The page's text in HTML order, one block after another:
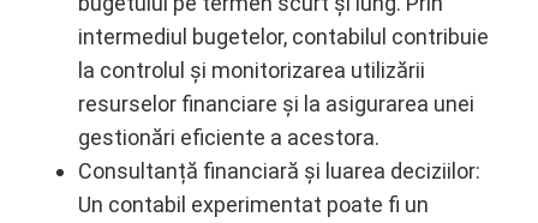
intermediul bugetelor, contabilul contribuie
la controlul și monitorizarea utilizării
resurselor financiare și la asigurarea unei
gestionări eficiente a acestora.
Consultanță financiară și luarea deciziilor:
Un contabil experimentat poate fi un